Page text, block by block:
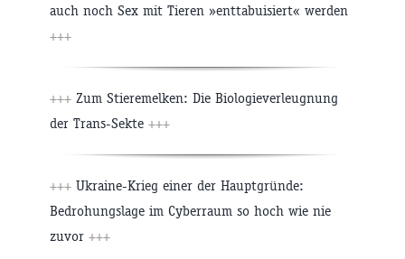
auch noch Sex mit Tieren »enttabuisiert« werden
+++
+++ Zum Stieremelken: Die Biologieverleugnung
der Trans-Sekte +++
+++ Ukraine-Krieg einer der Hauptgründe:
Bedrohungslage im Cyberraum so hoch wie nie
zuvor +++